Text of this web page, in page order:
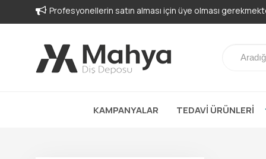
KAMPANYALAR TEDAVİ ÜRÜNLERİ